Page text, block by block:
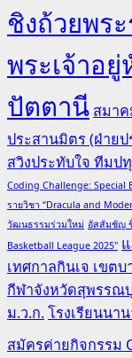
ชิงถ้วยพร
พระเจ้าอ
ปัตตานี สมาค
ประสานมิตร (ฝ่าย
สวิงประทับใจ ทีมป
Coding Challenge: Special
รายวิชา “Dracula and
วัฒนธรรมร่วมใหม่ อัสสัมชัญ
Basketball League 2025"
เทศกาลกินเจ เขต
กีฬาจังหวัดสุพรรณ
ม.ว.ก.โรงเรียนนา
สมัครค่ายกิจกรรม